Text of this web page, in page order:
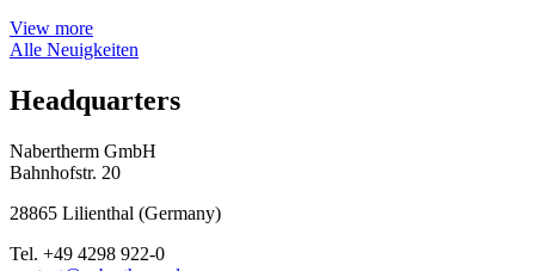
View more
Alle Neuigkeiten
Headquarters
Nabertherm GmbH
Bahnhofstr. 20
28865 Lilienthal (Germany)
Tel. +49 4298 922-0